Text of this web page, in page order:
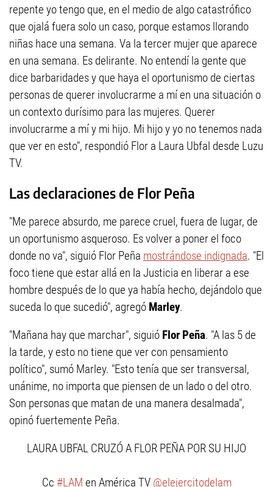
repente yo tengo que, en el medio de algo catastrófico
que ojalá fuera solo un caso, porque estamos llorando
niñas hace una semana. Va la tercer mujer que aparece
en una semana. Es delirante. No entendí la gente que
dice barbaridades y que haya el oportunismo de ciertas
personas de querer involucrarme a mí en una situación o
un contexto durísimo para las mujeres. Querer
involucrarme a mí y mi hijo. Mi hijo y yo no tenemos nada
que ver en esto", respondió Flor a Laura Ubfal desde Luzu
TV.
Las declaraciones de Flor Peña
"Me parece absurdo, me parece cruel, fuera de lugar, de
un oportunismo asqueroso. Es volver a poner el foco
donde no va", siguió Flor Peña mostrándose indignada. "El
foco tiene que estar allá en la Justicia en liberar a ese
hombre después de lo que ya había hecho, dejándolo que
suceda lo que sucedió", agregó Marley.
"Mañana hay que marchar", siguió Flor Peña. "A las 5 de
la tarde, y esto no tiene que ver con pensamiento
político", sumó Marley. "Esto tenía que ser transversal,
unánime, no importa que piensen de un lado o del otro.
Son personas que matan de una manera desalmada",
opinó fuertemente Peña.
LAURA UBFAL CRUZÓ A FLOR PEÑA POR SU HIJO
Cc #LAM en América TV @elejercitodelam